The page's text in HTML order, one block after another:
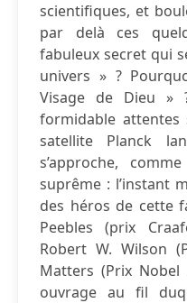
scientifiques, et
par delà ces
fabuleux secret qui
univers » ?
Visage de Dieu »
formidable attentes
satellite Planck
s’approche,
suprême : l’instant
des héros de cette
Peebles (prix
Robert W. Wilson
Matters (Prix
ouvrage au fil